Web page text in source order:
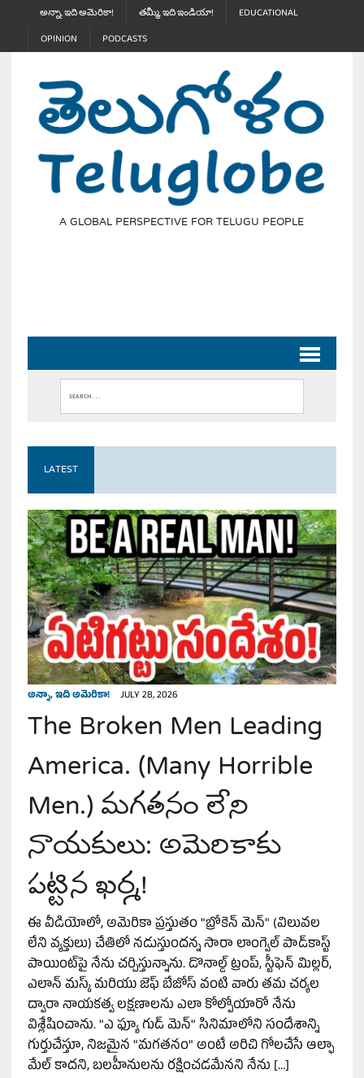
అన్నా, ఇది అమెరికా! తమ్మీ, ఇది ఇండియా!
EDUCATIONAL
OPINION
PODCASTS
A GLOBAL PERSPECTIVE FOR TELUGU PEOPLE
LATEST
అన్నా, ఇది అమెరికా! JULY 28, 2026
The Broken Men Leading
America. (Many Horrible
Men.) మగతనం లేని
నాయకులు: అమెరికాకు
పట్టిన ఖర్మ!
ఈ వీడియోలో, అమెరికా ప్రస్తుతం "బ్రోకెన్ మెన్" (విలువల
లేని వ్యక్తులు) చేతిలో నడుస్తుందన్న సారా లాంగ్వెల్ పాడ్‌కాస్ట్
పాయింట్‌పై నేను చర్చిస్తున్నాను. డొనాల్డ్ ట్రంప్, స్టీఫెన్ మిల్లర్,
ఎలాన్ మస్క్ మరియు జెఫ్ బేజోస్ వంటి వారు తమ చర్యల
ద్వారా నాయకత్వ లక్షణాలను ఎలా కోల్పోయారో నేను
విశ్లేషించాను. "ఎ ఫ్యూ గుడ్ మెన్" సినిమాలోని సందేశాన్ని
గుర్తుచేస్తూ, నిజమైన "మగతనం" అంటే అరిచి గోలచేసే ఆల్ఫా
మేల్ కాదని, బలహీనులను రక్షించడమేనని నేను […]